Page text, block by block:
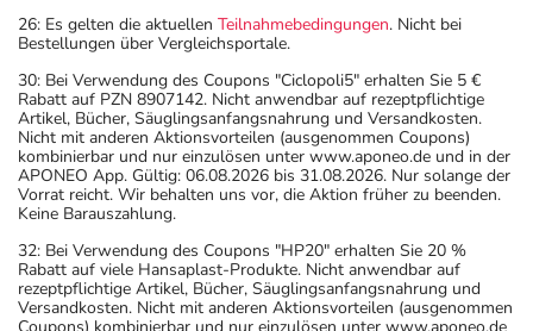
26: Es gelten die aktuellen Teilnahmebedingungen. Nicht bei
Bestellungen über Vergleichsportale.
30: Bei Verwendung des Coupons "Ciclopoli5" erhalten Sie 5 €
Rabatt auf PZN 8907142. Nicht anwendbar auf rezeptpflichtige
Artikel, Bücher, Säuglingsanfangsnahrung und Versandkosten.
Nicht mit anderen Aktionsvorteilen (ausgenommen Coupons)
kombinierbar und nur einzulösen unter www.aponeo.de und in der
APONEO App. Gültig: 06.08.2026 bis 31.08.2026. Nur solange der
Vorrat reicht. Wir behalten uns vor, die Aktion früher zu beenden.
Keine Barauszahlung.
32: Bei Verwendung des Coupons "HP20" erhalten Sie 20 %
Rabatt auf viele Hansaplast-Produkte. Nicht anwendbar auf
rezeptpflichtige Artikel, Bücher, Säuglingsanfangsnahrung und
Versandkosten. Nicht mit anderen Aktionsvorteilen (ausgenommen